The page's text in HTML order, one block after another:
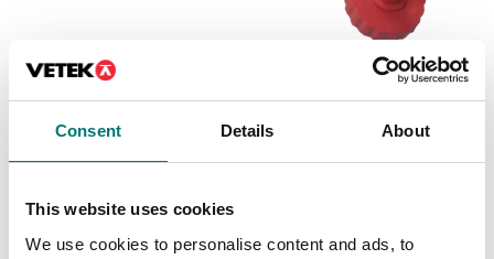
Consent Details About
This website uses cookies
We use cookies to personalise content and ads, to
Golvvågar
Batteri till Ohaus T31
Artikelnr: T31-Battery
Fötter 4 st till Ohaus
Artikelnr: Valor-Feet